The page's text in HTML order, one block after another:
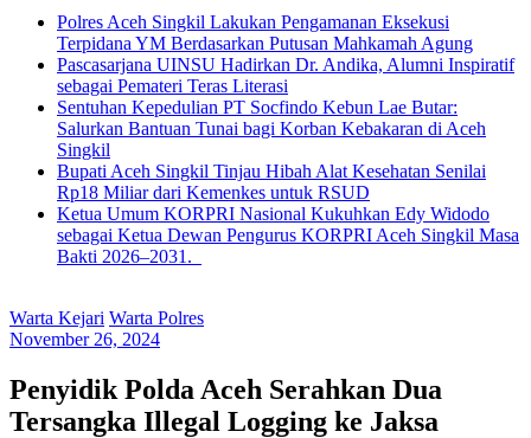
Polres Aceh Singkil Lakukan Pengamanan Eksekusi
Terpidana YM Berdasarkan Putusan Mahkamah Agung
Pascasarjana UINSU Hadirkan Dr. Andika, Alumni Inspiratif
sebagai Pemateri Teras Literasi
Sentuhan Kepedulian PT Socfindo Kebun Lae Butar:
Salurkan Bantuan Tunai bagi Korban Kebakaran di Aceh
Singkil
Bupati Aceh Singkil Tinjau Hibah Alat Kesehatan Senilai
Rp18 Miliar dari Kemenkes untuk RSUD
Ketua Umum KORPRI Nasional Kukuhkan Edy Widodo
sebagai Ketua Dewan Pengurus KORPRI Aceh Singkil Masa
Bakti 2026–2031.
Warta Kejari Warta Polres
November 26, 2024
Penyidik Polda Aceh Serahkan Dua
Tersangka Illegal Logging ke Jaksa